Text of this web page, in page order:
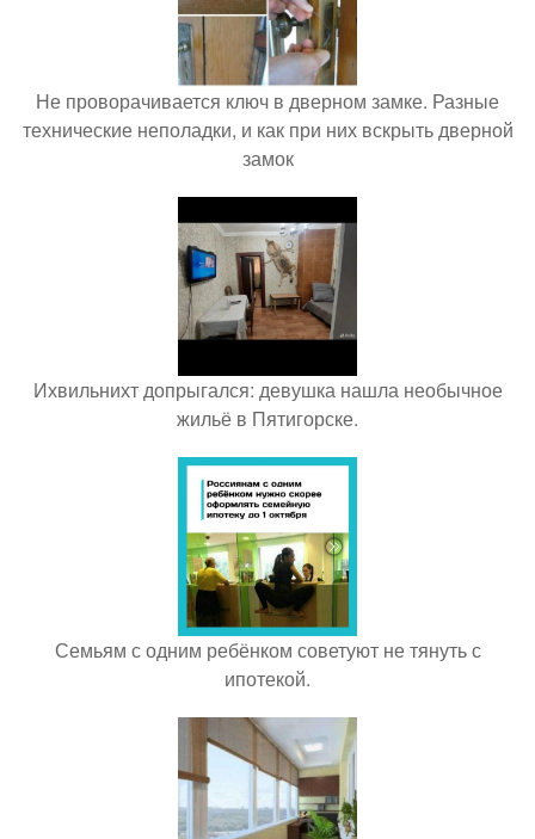
Не проворачивается ключ в дверном замке. Разные
технические неполадки, и как при них вскрыть дверной
замок
Ихвильнихт допрыгался: девушка нашла необычное
жильё в Пятигорске.
Семьям с одним ребёнком советуют не тянуть с
ипотекой.